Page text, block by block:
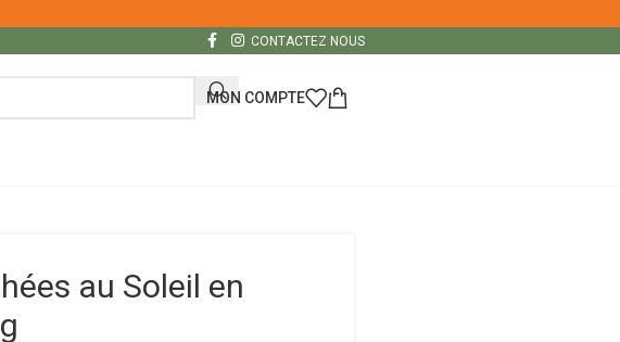
CONTACTEZ NOUS
MON COMPTE
au Soleil en